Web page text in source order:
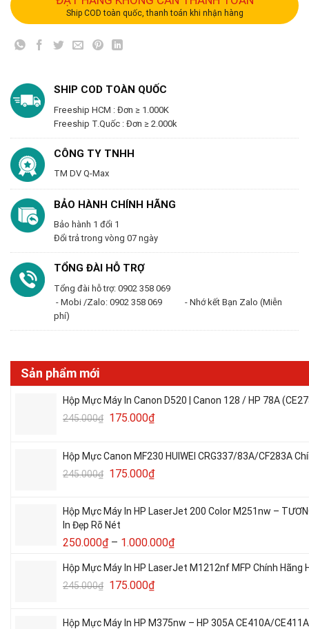
Ship COD toàn quốc, thanh toán khi nhận hàng
SHIP COD TOÀN QUỐC
Freeship HCM : Đơn ≥ 1.000K
Freeship T.Quốc : Đơn ≥ 2.000k
CÔNG TY TNHH
TM DV Q-Max
BẢO HÀNH CHÍNH HÃNG
Bảo hành 1 đổi 1
Đổi trả trong vòng 07 ngày
TỔNG ĐÀI HỖ TRỢ
Tổng đài hỗ trợ: 0902 358 069
- Mobi /Zalo: 0902 358 069 - Nhớ kết Bạn Zalo (Miễn
phí)
Sản phẩm mới
Hộp Mực Máy In Canon D520 | Canon 128 / HP 78A
245.000₫ 175.000₫
Hộp Mực Canon MF230 HUIWEI CRG337/83A/CF283A
245.000₫ 175.000₫
Hộp Mực Máy In HP LaserJet 200 Color M251nw –
In Đẹp Rõ Nét
250.000₫ – 1.000.000₫
Hộp Mực Máy In HP LaserJet M1212nf MFP Chính
245.000₫ 175.000₫
Hộp Mực Máy In HP M375nw – HP 305A CE410A/